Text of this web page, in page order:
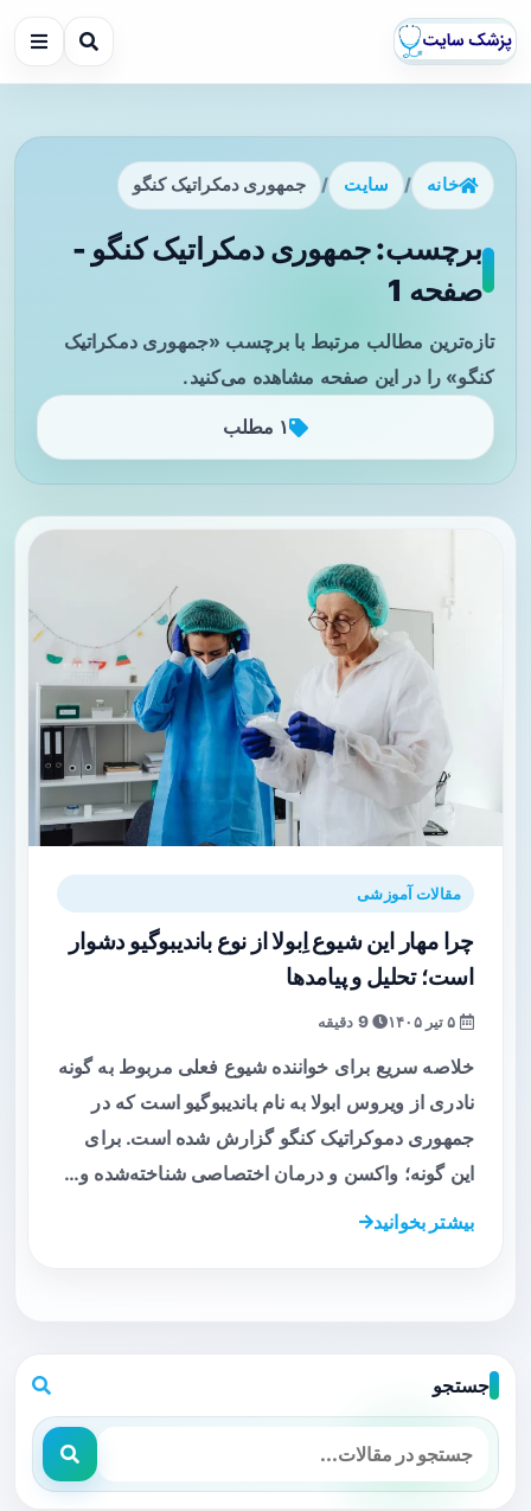
خانه / سایت / جمهوری دمکراتیک کنگو
برچسب: جمهوری دمکراتیک کنگو -
صفحه 1
تازه‌ترین مطالب مرتبط با برچسب «جمهوری دمکراتیک
کنگو» را در این صفحه مشاهده می‌کنید.
۱ مطلب
مقالات آموزشی
چرا مهار این شیوع اِبولا از نوع باندیبوگیو دشوار
است؛ تحلیل و پیامدها
9 دقیقه
خلاصه سریع برای خواننده شیوع فعلی مربوط به گونه
نادری از ویروس ابولا به نام باندیبوگیو است که در
جمهوری دموکراتیک کنگو گزارش شده است. برای
این گونه؛ واکسن و درمان اختصاصی شناخته‌شده و…
بیشتر بخوانید
جستجو